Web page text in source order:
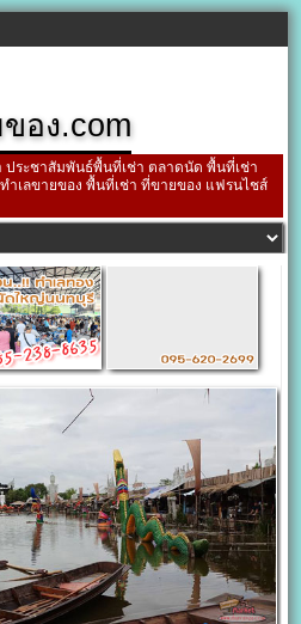
อง.com
ประชาสัมพันธ์พื้นที่เช่า ตลาดนัด พื้นที่เช่า
ำเลขายของ พื้นที่เช่า ที่ขายของ แฟรนไชส์